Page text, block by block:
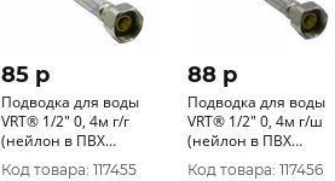
85 p
Подводка для воды
VRT® 1/2" 0, 4м г/г
(нейлон в ПВХ
оболочке)
Код товара: 117455
88 p
Подводка для воды
VRT® 1/2" 0, 4м г/ш
(нейлон в ПВХ
оболочке)
Код товара: 117456